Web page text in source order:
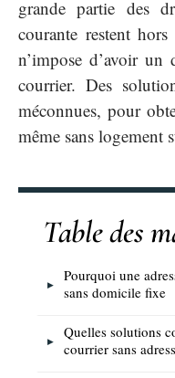
grande partie des
courante restent
n’impose d’avoir
courrier. Des
méconnues, pour
même sans logement
Table des
Pourquoi une
sans domicile fixe
Quelles solutions
courrier sans